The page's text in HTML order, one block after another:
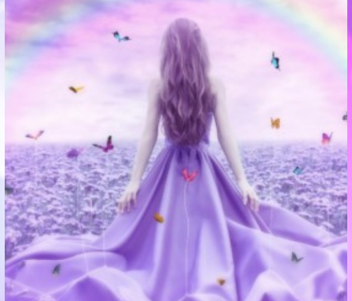
Meeting Point
The Yacht Club